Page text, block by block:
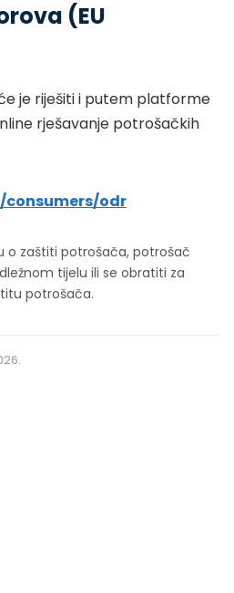
(EU
je riješiti i putem platforme
rješavanje potrošačkih
consumers/odr
o zaštiti potrošača, potrošač
tijelu ili se obratiti za
potrošača.